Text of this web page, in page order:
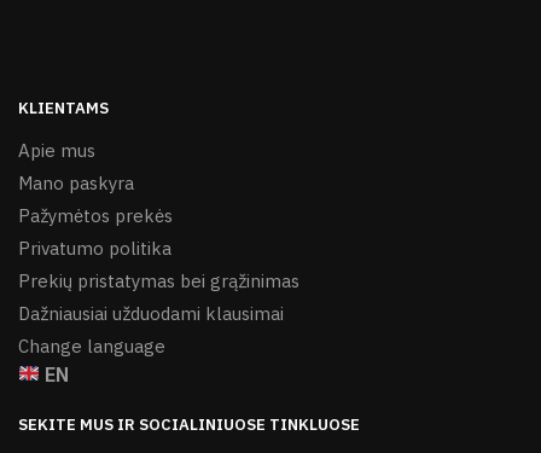
KLIENTAMS
Apie mus
Mano paskyra
Pažymėtos prekės
Privatumo politika
Prekių pristatymas bei grąžinimas
Dažniausiai užduodami klausimai
Change language
EN
SEKITE MUS IR SOCIALINIUOSE TINKLUOSE